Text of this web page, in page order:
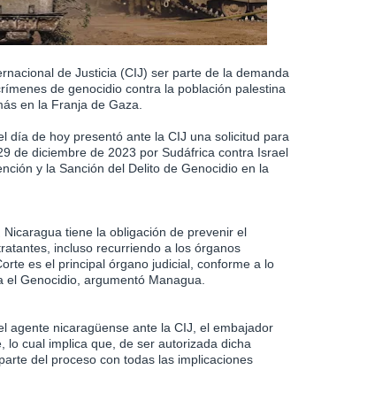
de Justicia (CIJ) ser parte de la demanda
de genocidio contra la población palestina
en la Franja de Gaza.
día de hoy presentó ante la CIJ una solicitud para
de diciembre de 2023 por Sudáfrica contra Israel
y la Sanción del Delito de Genocidio en la
tiene la obligación de prevenir el
incluso recurriendo a los órganos
es el principal órgano judicial, conforme a lo
Genocidio, argumentó Managua.
agente nicaragüense ante la CIJ, el embajador
lo cual implica que, de ser autorizada dicha
del proceso con todas las implicaciones